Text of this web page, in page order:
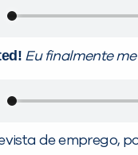
Eu finalmente
de emprego,